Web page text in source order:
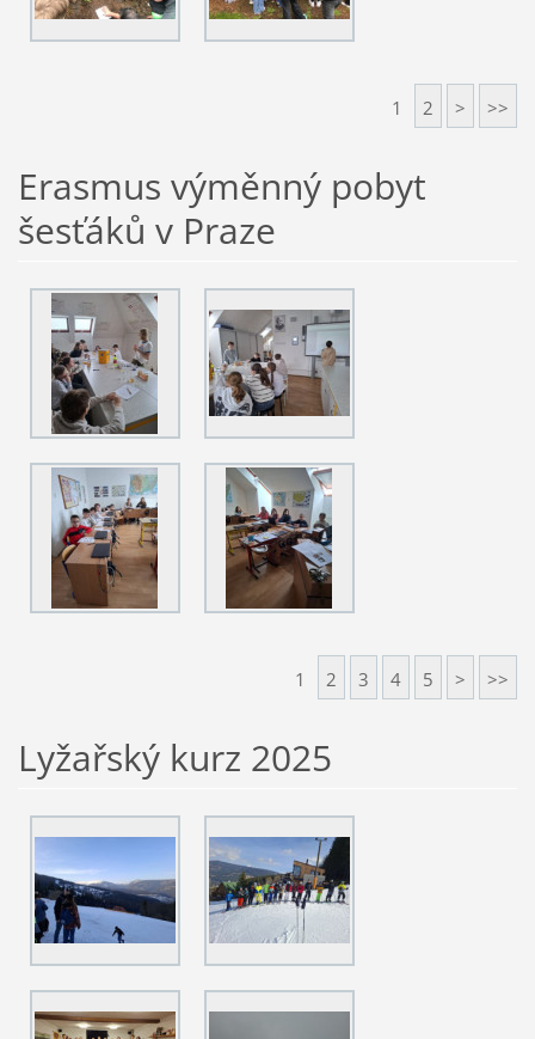
1 2 > >>
Erasmus výměnný pobyt
šesťáků v Praze
1 2 3 4 5 > >>
Lyžařský kurz 2025